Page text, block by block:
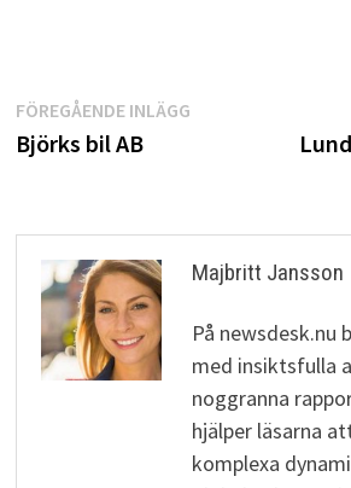
Inläggsnavigering
FÖREGÅENDE INLÄGGFöregående
Björks bil AB
Majbritt Jansson
På newsdesk.nu
med insiktsfulla
noggranna
hjälper läsarna
komplexa